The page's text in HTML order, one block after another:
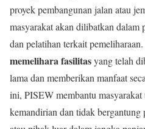
proyek pembangunan jalan atau
masyarakat akan dilibatkan dalam
dan pelatihan terkait
memelihara fasilitasyang telah
lama dan memberikan manfaat
ini, PISEW membantu
kemandirian dan tidak bergantung